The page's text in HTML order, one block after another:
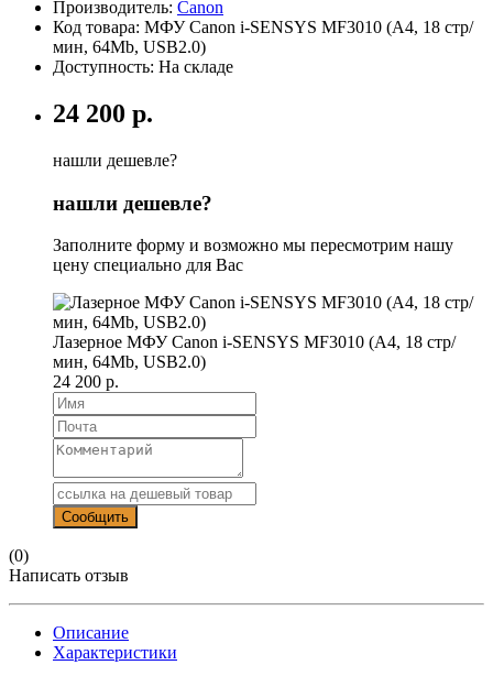
Производитель: Canon
Код товара: МФУ Canon i-SENSYS MF3010 (A4, 18 стр/
мин, 64Mb, USB2.0)
Доступность: На складе
24 200 р.
нашли дешевле?
нашли дешевле?
Заполните форму и возможно мы пересмотрим нашу
цену специально для Вас
Лазерное МФУ Canon i-SENSYS MF3010 (A4, 18 стр/
мин, 64Mb, USB2.0)
24 200 р.
(0)
Написать отзыв
Описание
Характеристики